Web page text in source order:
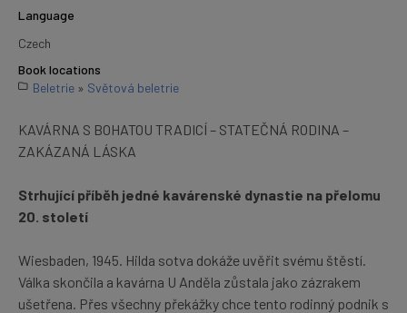
Language
Czech
Book locations
Beletrie » Světová beletrie
KAVÁRNA S BOHATOU TRADICÍ – STATEČNÁ RODINA –
ZAKÁZANÁ LÁSKA
Strhující příběh jedné kavárenské dynastie na přelomu
20. století
Wiesbaden, 1945. Hilda sotva dokáže uvěřit svému štěstí.
Válka skončila a kavárna U Anděla zůstala jako zázrakem
ušetřena. Přes všechny překážky chce tento rodinný podnik s